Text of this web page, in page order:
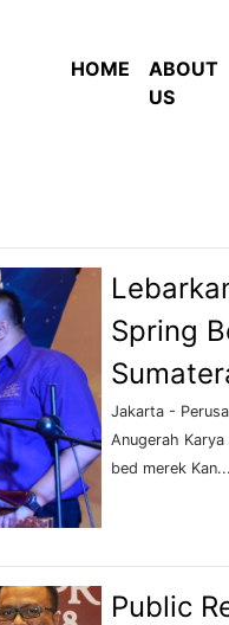
HOME
ABOUT
US
Spring
Jakarta -
Anugerah
bed merek Kan...
Public